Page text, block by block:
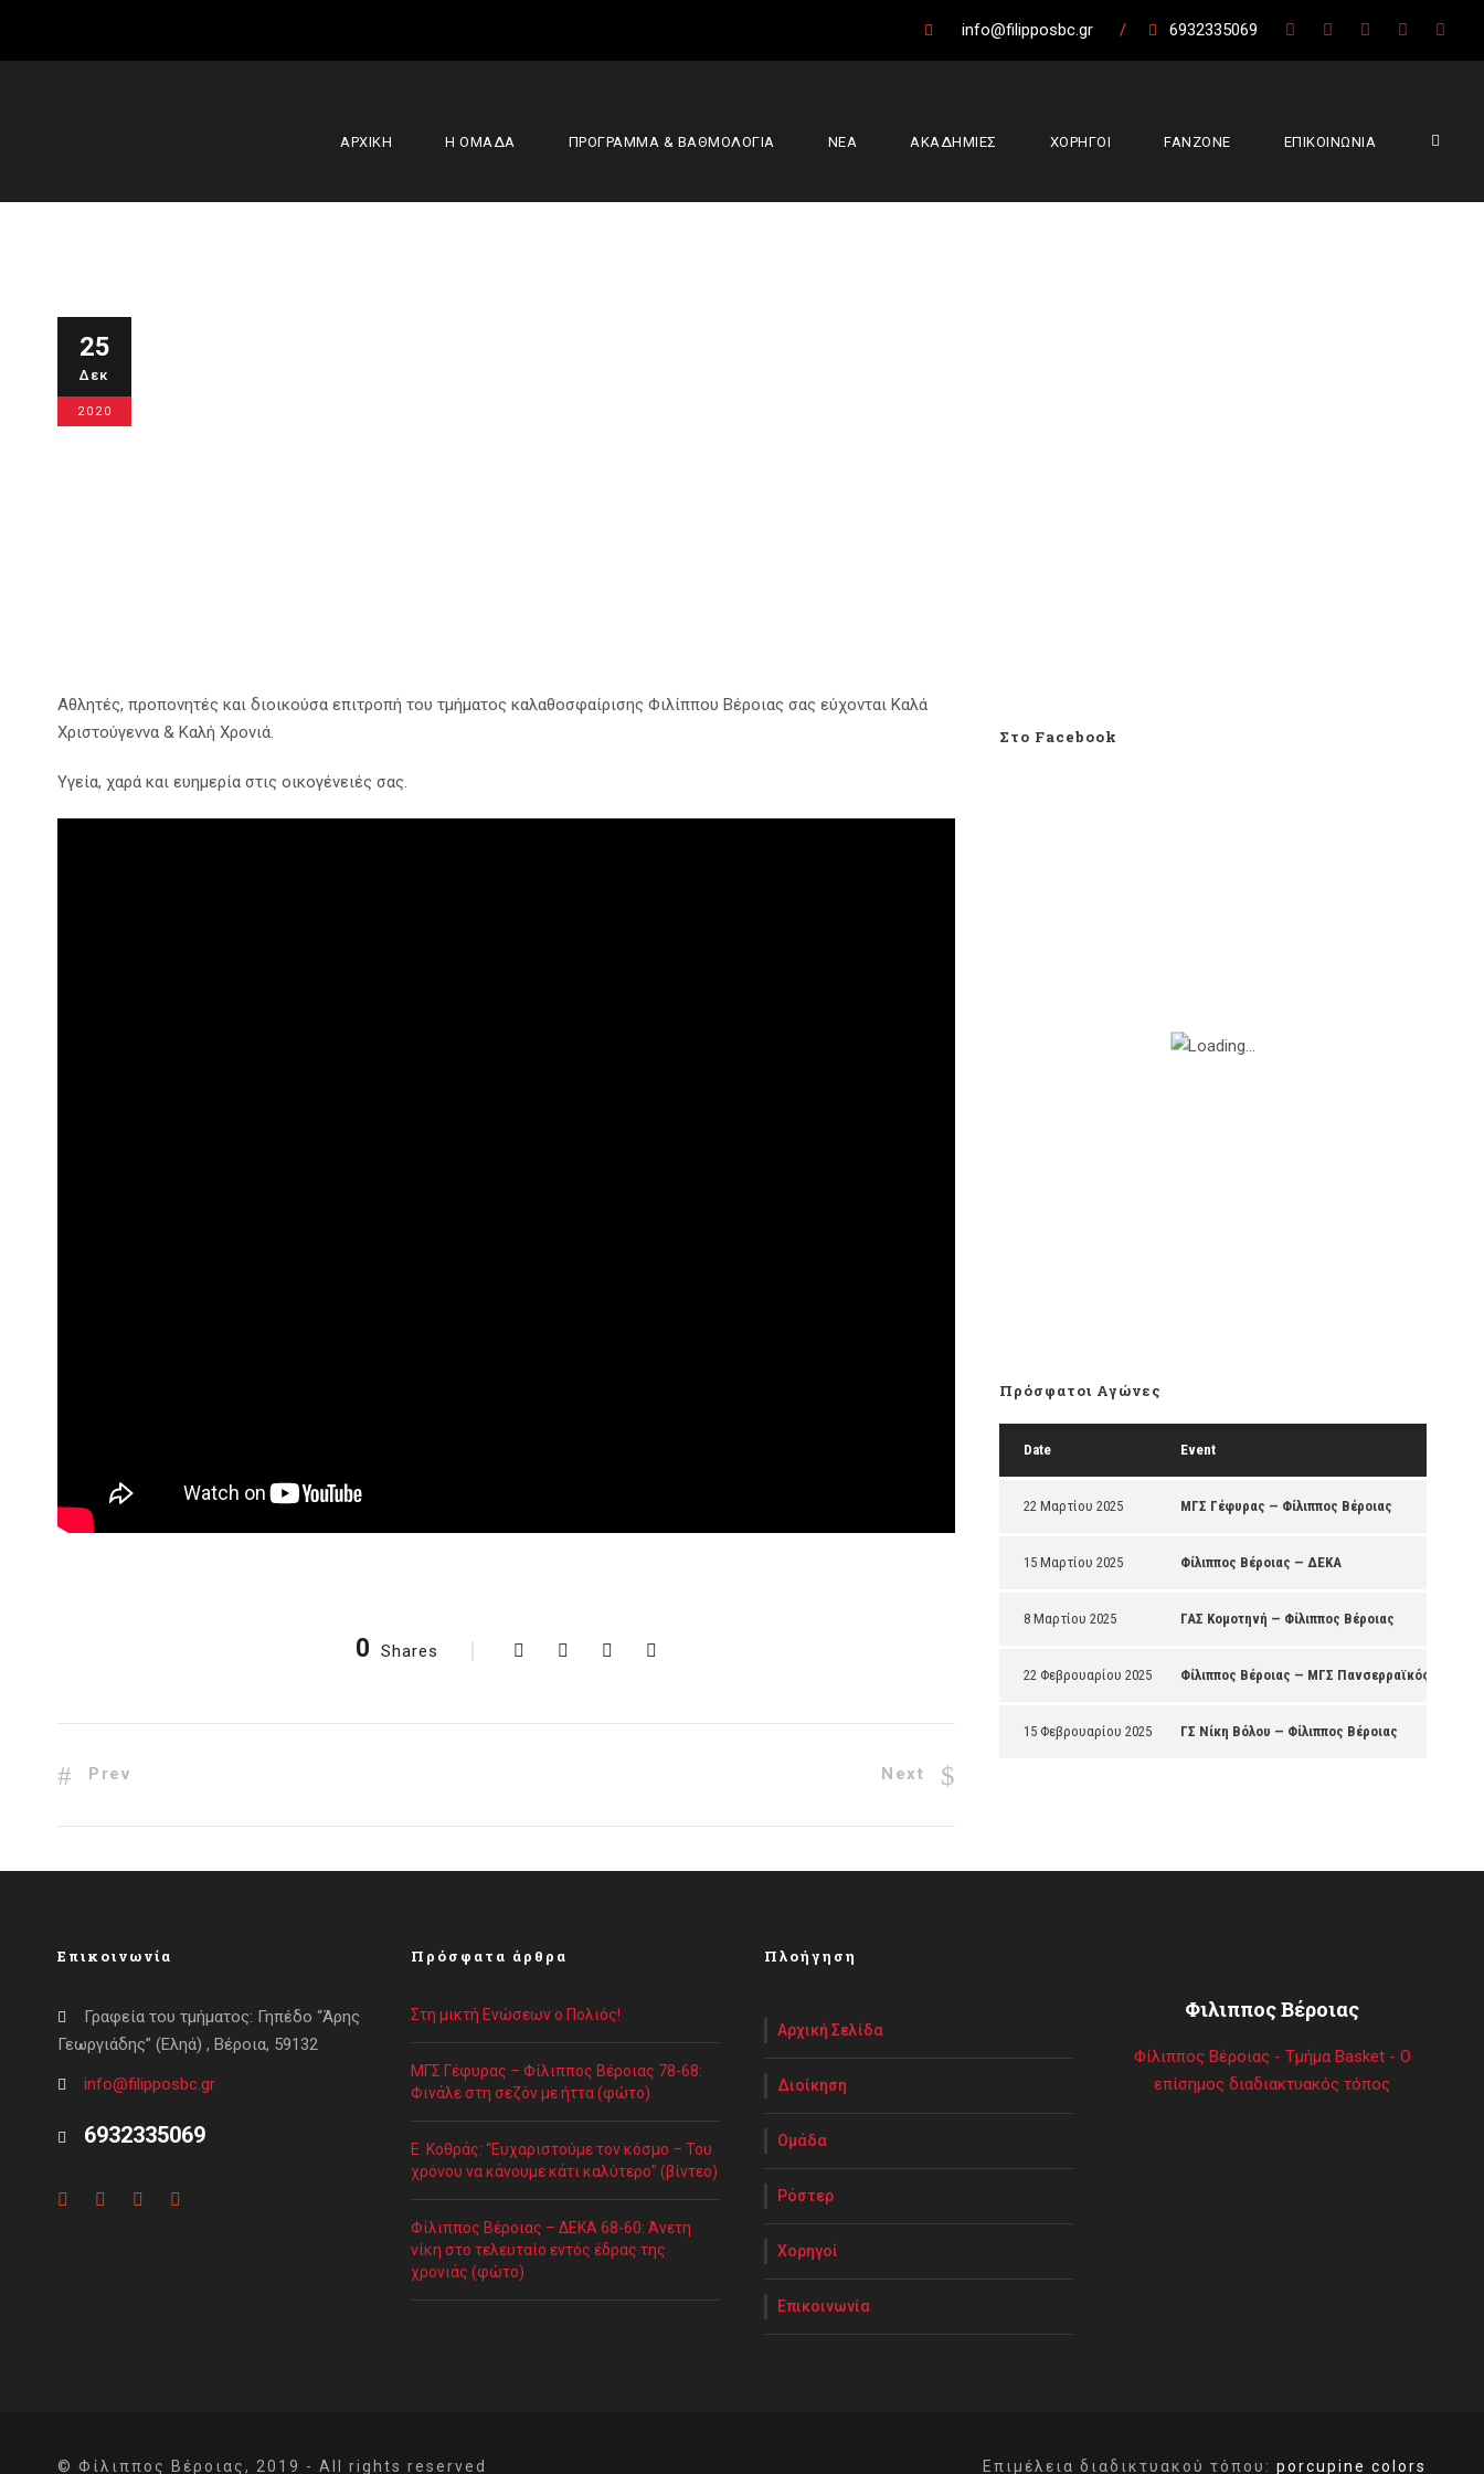
info@filipposbc.gr / 6932335069
ΑΡΧΙΚΗ Η ΟΜΑΔΑ ΠΡΟΓΡΑΜΜΑ & ΒΑΘΜΟΛΟΓΙΑ ΝΕΑ ΑΚΑΔΗΜΙΕΣ ΧΟΡΗΓΟΙ FANZONE ΕΠΙΚΟΙΝΩΝΙΑ
25
Δεκ
2020
Aθλητές, προπονητές και διοικούσα επιτροπή του τμήματος καλαθοσφαίρισης Φιλίππου Βέροιας σας εύχονται Καλά
Χριστούγεννα & Καλή Χρονιά.
Υγεία, χαρά και ευημερία στις οικογένειές σας.
0 Shares
Prev Next
Στο Facebook
Πρόσφατοι Αγώνες
Date Event
22 Μαρτίου 2025 ΜΓΣ Γέφυρας — Φίλιππος Βέροιας
15 Μαρτίου 2025 Φίλιππος Βέροιας — ΔΕΚΑ
8 Μαρτίου 2025 ΓΑΣ Κομοτηνή — Φίλιππος Βέροιας
22 Φεβρουαρίου 2025 Φίλιππος Βέροιας — ΜΓΣ Πανσερραϊκός
15 Φεβρουαρίου 2025 ΓΣ Νίκη Βόλου — Φίλιππος Βέροιας
Επικοινωνία
Γραφεία του τμήματος: Γηπέδο “Άρης
Γεωργιάδης” (Εληά) , Βέροια, 59132
info@filipposbc.gr
6932335069
Πρόσφατα άρθρα
Στη μικτή Ενώσεων ο Πολιός!
ΜΓΣ Γέφυρας – Φίλιππος Βέροιας 78-68:
Φινάλε στη σεζόν με ήττα (φώτο)
Ε. Κοθράς: “Ευχαριστούμε τον κόσμο – Του
χρόνου να κάνουμε κάτι καλύτερο” (βίντεο)
Φίλιππος Βέροιας – ΔΕΚΑ 68-60: Άνετη
νίκη στο τελευταίο εντός έδρας της
χρονιάς (φώτο)
Πλοήγηση
Αρχική Σελίδα
Διοίκηση
Ομάδα
Ρόστερ
Χορηγοί
Επικοινωνία
Φιλιππος Βέροιας
Φίλιππος Βέροιας - Τμήμα Basket - Ο
επίσημος διαδιακτυακός τόπος
© Φίλιππος Βέροιας, 2019 - All rights reserved Επιμέλεια διαδικτυακού τόπου: porcupine colors